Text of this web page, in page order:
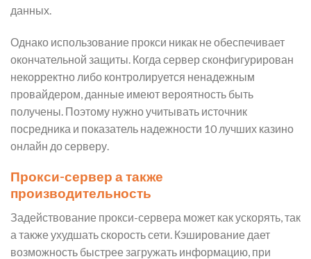
данных.
Однако использование прокси никак не обеспечивает
окончательной защиты. Когда сервер сконфигурирован
некорректно либо контролируется ненадежным
провайдером, данные имеют вероятность быть
получены. Поэтому нужно учитывать источник
посредника и показатель надежности 10 лучших казино
онлайн до серверу.
Прокси-сервер а также
производительность
Задействование прокси-сервера может как ускорять, так
а также ухудшать скорость сети. Кэширование дает
возможность быстрее загружать информацию, при